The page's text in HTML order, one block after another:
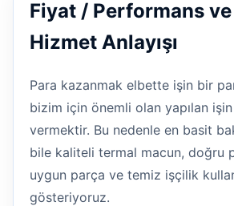
Fiyat / Performans
Hizmet Anlayışı
Para kazanmak elbette işin bir
bizim için önemli olan yapılan işin
vermektir. Bu nedenle en basit
bile kaliteli termal macun, doğru
uygun parça ve temiz işçilik
gösteriyoruz.